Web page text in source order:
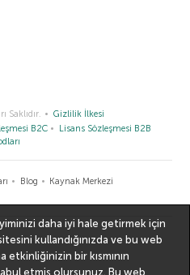
Saklıdır.
Gizlilik İlkesi
B2C
Lisans Sözleşmesi B2B
Blog
Kaynak Merkezi
daha iyi hale getirmek için
kullandığınızda ve bu web
bir kısmının
etmiş olursunuz. Bu web